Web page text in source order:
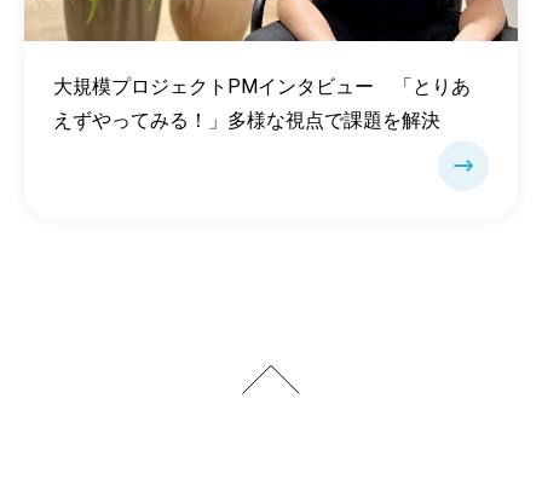
大規模プロジェクトPMインタビュー 「とりあ
えずやってみる！」多様な視点で課題を解決